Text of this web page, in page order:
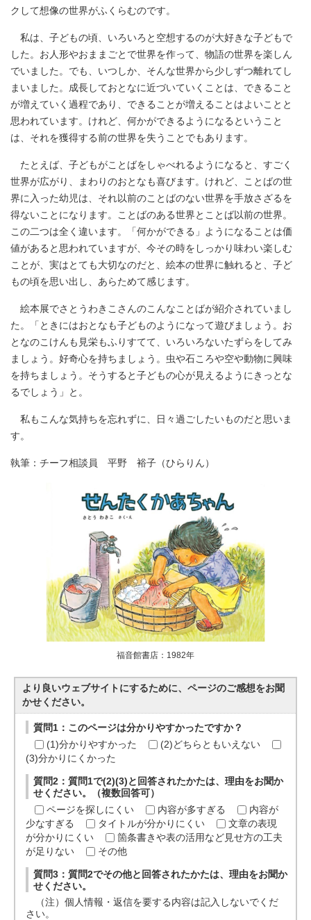
クして想像の世界がふくらむのです。
私は、子どもの頃、いろいろと空想するのが大好きな子どもで
した。お人形やおままごとで世界を作って、物語の世界を楽しん
でいました。でも、いつしか、そんな世界から少しずつ離れてし
まいました。成長しておとなに近づいていくことは、できること
が増えていく過程であり、できることが増えることはよいことと
思われています。けれど、何かができるようになるということ
は、それを獲得する前の世界を失うことでもあります。
たとえば、子どもがことばをしゃべれるようになると、すごく
世界が広がり、まわりのおとなも喜びます。けれど、ことばの世
界に入った幼児は、それ以前のことばのない世界を手放さざるを
得ないことになります。ことばのある世界とことば以前の世界。
この二つは全く違います。「何かができる」ようになることは価
値があると思われていますが、今その時をしっかり味わい楽しむ
ことが、実はとても大切なのだと、絵本の世界に触れると、子ど
もの頃を思い出し、あらためて感じます。
絵本展でさとうわきこさんのこんなことばが紹介されていまし
た。「ときにはおとなも子どものようになって遊びましょう。お
となのこけんも見栄もふりすてて、いろいろないたずらをしてみ
ましょう。好奇心を持ちましょう。虫や石ころや空や動物に興味
を持ちましょう。そうすると子どもの心が見えるようにきっとな
るでしょう」と。
私もこんな気持ちを忘れずに、日々過ごしたいものだと思いま
す。
執筆：チーフ相談員 平野 裕子（ひらりん）
福音館書店：1982年
より良いウェブサイトにするために、ページのご感想をお聞
かせください。
質問1：このページは分かりやすかったですか？
(1)分かりやすかった
(2)どちらともいえない
(3)分かりにくかった
質問2：質問1で(2)(3)と回答されたかたは、理由をお聞か
せください。（複数回答可）
ページを探しにくい
内容が多すぎる
内容が
少なすぎる
タイトルが分かりにくい
文章の表現
が分かりにくい
箇条書きや表の活用など見せ方の工夫
が足りない
その他
質問3：質問2でその他と回答されたかたは、理由をお聞か
せください。
（注）個人情報・返信を要する内容は記入しないでくだ
さい。